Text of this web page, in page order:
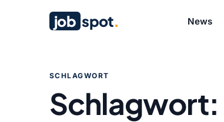
job spot. News
SCHLAGWORT
Schlagwort: